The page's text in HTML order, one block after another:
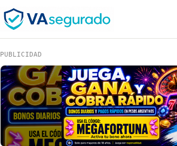
PUBLICIDAD